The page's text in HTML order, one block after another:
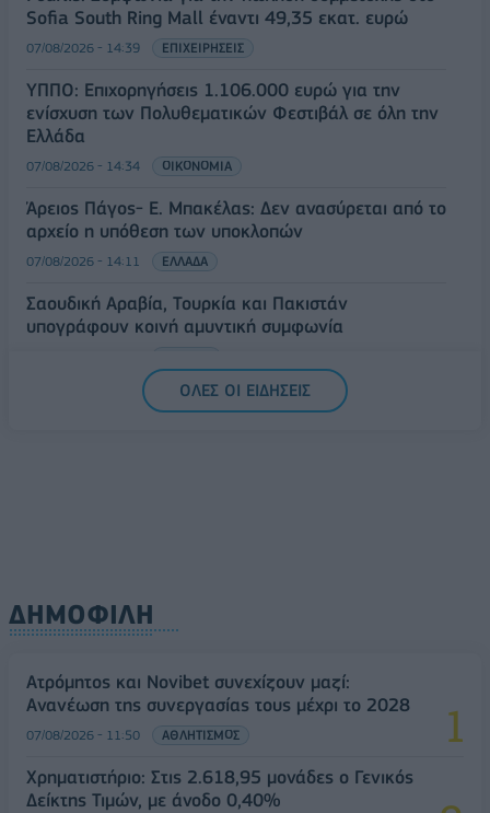
Sofia South Ring Mall έναντι 49,35 εκατ. ευρώ
07/08/2026 - 14:39 ΕΠΙΧΕΙΡΗΣΕΙΣ
ΥΠΠΟ: Επιχορηγήσεις 1.106.000 ευρώ για την
ενίσχυση των Πολυθεματικών Φεστιβάλ σε όλη την
Ελλάδα
07/08/2026 - 14:34 ΟΙΚΟΝΟΜΙΑ
Άρειος Πάγος- Ε. Μπακέλας: Δεν ανασύρεται από το
αρχείο η υπόθεση των υποκλοπών
07/08/2026 - 14:11 ΕΛΛΑΔΑ
Σαουδική Αραβία, Τουρκία και Πακιστάν
υπογράφουν κοινή αμυντική συμφωνία
ΟΛΕΣ ΟΙ ΕΙΔΗΣΕΙΣ
ΔΗΜΟΦΙΛΗ
Ατρόμητος και Novibet συνεχίζουν μαζί:
Ανανέωση της συνεργασίας τους μέχρι το 2028
07/08/2026 - 11:50 ΑΘΛΗΤΙΣΜΟΣ
Χρηματιστήριο: Στις 2.618,95 μονάδες ο Γενικός
Δείκτης Τιμών, με άνοδο 0,40%